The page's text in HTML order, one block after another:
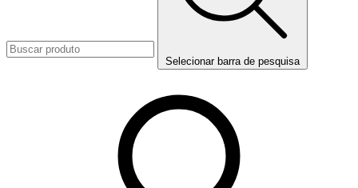
Selecionar barra de pesquisa